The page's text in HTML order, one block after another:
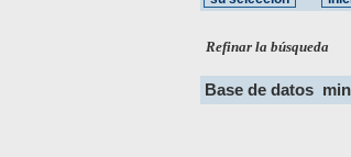
Refinar la búsqueda
Base de datos